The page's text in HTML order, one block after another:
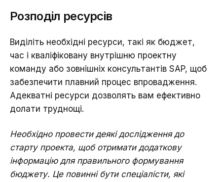
Розподіл ресурсів
Виділіть необхідні ресурси, такі як бюджет,
час і кваліфіковану внутрішню проектну
команду або зовнішніх консультантів SAP, щоб
забезпечити плавний процес впровадження.
Адекватні ресурси дозволять вам ефективно
долати труднощі.
Необхідно провести деякі дослідження до
старту проекта, щоб отримати додаткову
інформацію для правильного формування
бюджету. Це повинні бути спеціалісти, які